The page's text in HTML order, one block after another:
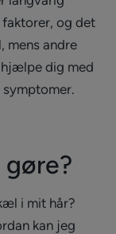
og det
mens andre
hjælpe dig med
i mit hår?
kan jeg